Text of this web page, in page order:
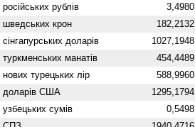
російських рублів 3,4980
шведських крон 182,2132
сінгапурських доларів 1027,1948
туркменських манатів 454,4489
нових турецьких лір 588,9960
доларів США 1295,1794
узбецьких сумів 0,5498